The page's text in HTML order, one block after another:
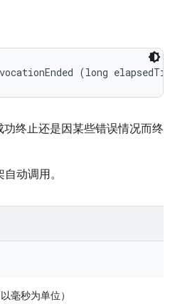
(long
终止还是因某些错误情况而终
动调用。
毫秒为单位）